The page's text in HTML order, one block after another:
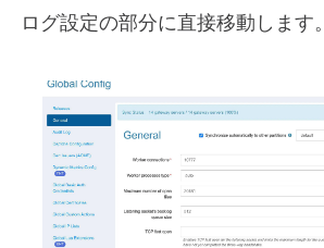
ログ設定の部分に直接移動します。